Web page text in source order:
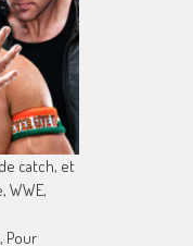
catch, et
WWE,
Pour